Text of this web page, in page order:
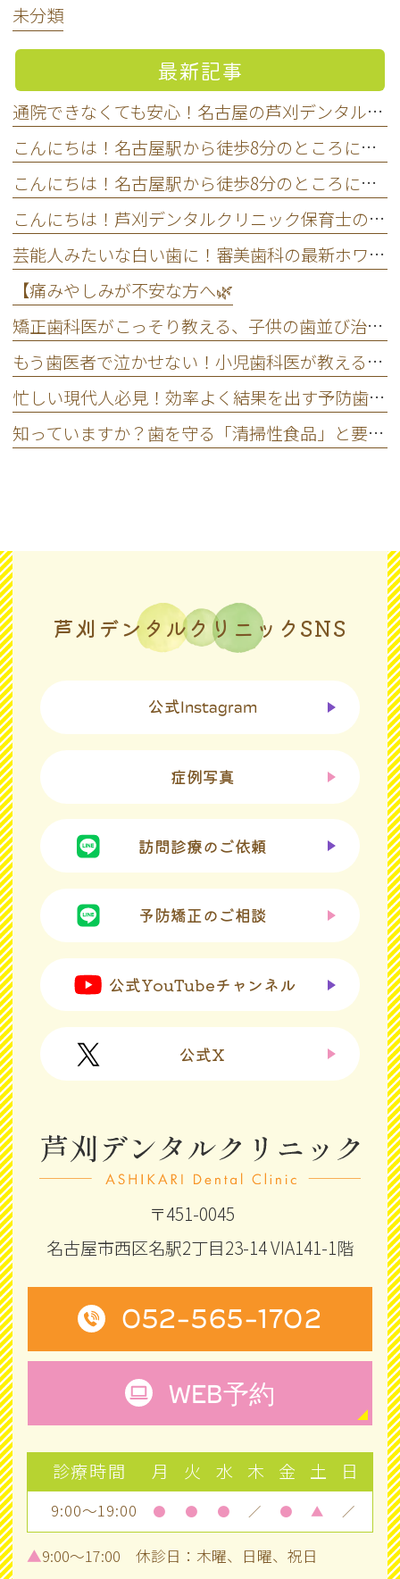
未分類
最新記事
通院できなくても安心！名古屋の芦刈デンタルクリニックの訪問歯科サービス
こんにちは！名古屋駅から徒歩8分のところにある芦刈デンタルクリニック管
こんにちは！名古屋駅から徒歩8分のところにある芦刈デンタルクリニック管
こんにちは！芦刈デンタルクリニック保育士の神野です🐨
芸能人みたいな白い歯に！審美歯科の最新ホワイトニング事情を大公開します
【痛みやしみが不安な方へ🌿
矯正歯科医がこっそり教える、子供の歯並び治療をいつから始めるべきかの正解
もう歯医者で泣かせない！小児歯科医が教える子どもが嫌がらない通い方
忙しい現代人必見！効率よく結果を出す予防歯科のスマートなメンテナンス法
知っていますか？歯を守る「清掃性食品」と要注意の「停滞性食品」
芦刈デンタルクリニックSNS
公式 Instagram
症例写真
訪問診療のご依頼
予防矯正のご相談
公式YouTubeチャンネル
公式X
〒451-0045
名古屋市西区名駅2丁目23-14 VIA141-1階
052-565-1702
WEB予約
診療時間 月 火 水 木 金 土 日
9:00～19:00 ● ● ● ／ ● ▲ ／
▲9:00～17:00 休診日：木曜、日曜、祝日